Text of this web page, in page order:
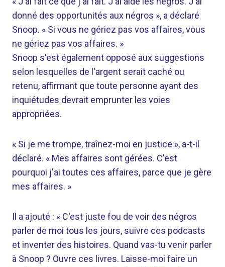
donné des opportunités aux négros », a déclaré
Snoop. « Si vous ne gériez pas vos affaires, vous
ne gériez pas vos affaires. »
Snoop s'est également opposé aux suggestions
selon lesquelles de l'argent serait caché ou
retenu, affirmant que toute personne ayant des
inquiétudes devrait emprunter les voies
appropriées.
« Si je me trompe, traînez-moi en justice », a-t-il
déclaré. « Mes affaires sont gérées. C'est
pourquoi j'ai toutes ces affaires, parce que je gère
mes affaires. »
Il a ajouté : « C'est juste fou de voir des négros
parler de moi tous les jours, suivre ces podcasts
et inventer des histoires. Quand vas-tu venir parler
à Snoop ? Ouvre ces livres. Laisse-moi faire un